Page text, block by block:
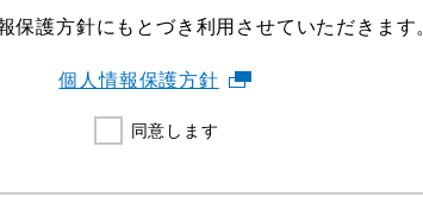
保護方針にもとづき利用させていただきます
個人情報保護方針
同意します